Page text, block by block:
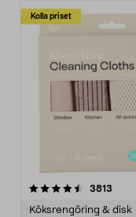
Kolla priset
3813
Köksrengöring & disk
4.0av 5 stjärnor